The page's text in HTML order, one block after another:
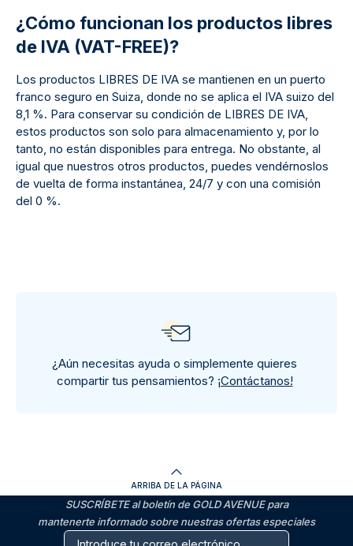
¿Cómo funcionan los productos libres
de IVA (VAT-FREE)?
Los productos LIBRES DE IVA se mantienen en un puerto
franco seguro en Suiza, donde no se aplica el IVA suizo del
8,1 %. Para conservar su condición de LIBRES DE IVA,
estos productos son solo para almacenamiento y, por lo
tanto, no están disponibles para entrega. No obstante, al
igual que nuestros otros productos, puedes vendérnoslos
de vuelta de forma instantánea, 24/7 y con una comisión
del 0 %.
¿Aún necesitas ayuda o simplemente quieres
compartir tus pensamientos? ¡Contáctanos!
ARRIBA DE LA PÁGINA
SUSCRÍBETE al boletín de GOLD AVENUE para
mantenerte informado sobre nuestras ofertas especiales